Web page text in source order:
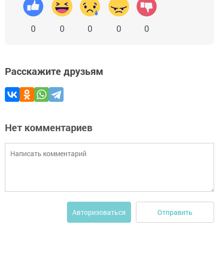
0 0 0 0 0
Расскажите друзьям
Нет комментариев
Авторизоваться Отправить